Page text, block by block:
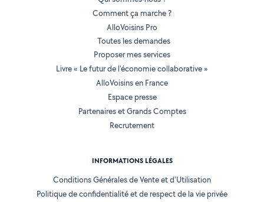
Comment ça marche ?
AlloVoisins Pro
Toutes les demandes
Proposer mes services
Livre « Le futur de l'économie collaborative »
AlloVoisins en France
Espace presse
Partenaires et Grands Comptes
Recrutement
INFORMATIONS LÉGALES
Conditions Générales de Vente et d'Utilisation
Politique de confidentialité et de respect de la vie privée